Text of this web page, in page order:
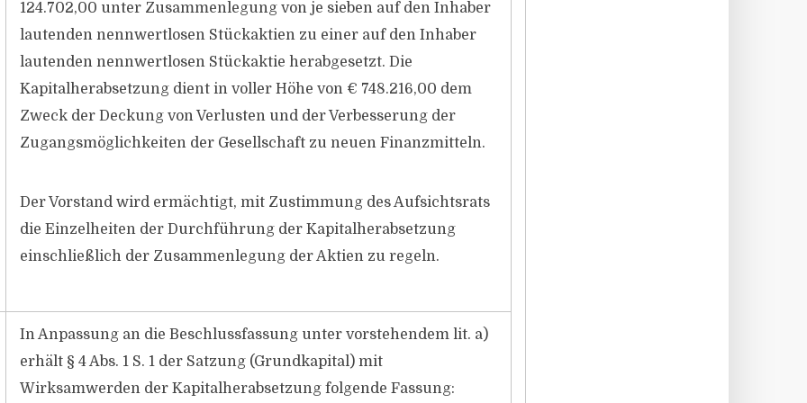
124.702,00 unter Zusammenlegung von je sieben auf den Inhaber
lautenden nennwertlosen Stückaktien zu einer auf den Inhaber
lautenden nennwertlosen Stückaktie herabgesetzt. Die
Kapitalherabsetzung dient in voller Höhe von € 748.216,00 dem
Zweck der Deckung von Verlusten und der Verbesserung der
Zugangsmöglichkeiten der Gesellschaft zu neuen Finanzmitteln.
Der Vorstand wird ermächtigt, mit Zustimmung des Aufsichtsrats
die Einzelheiten der Durchführung der Kapitalherabsetzung
einschließlich der Zusammenlegung der Aktien zu regeln.
In Anpassung an die Beschlussfassung unter vorstehendem lit. a)
erhält § 4 Abs. 1 S. 1 der Satzung (Grundkapital) mit
Wirksamwerden der Kapitalherabsetzung folgende Fassung: